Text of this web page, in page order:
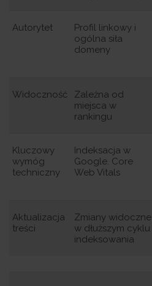
Autorytet
Profil linkowy i
ogólna siła
domeny
Widoczność
Zależna od
miejsca w
rankingu
Kluczowy
wymóg
techniczny
Indeksacja w
Google. Core
Web Vitals
Aktualizacja
treści
Zmiany widoczne
w dłuższym cyklu
indeksowania